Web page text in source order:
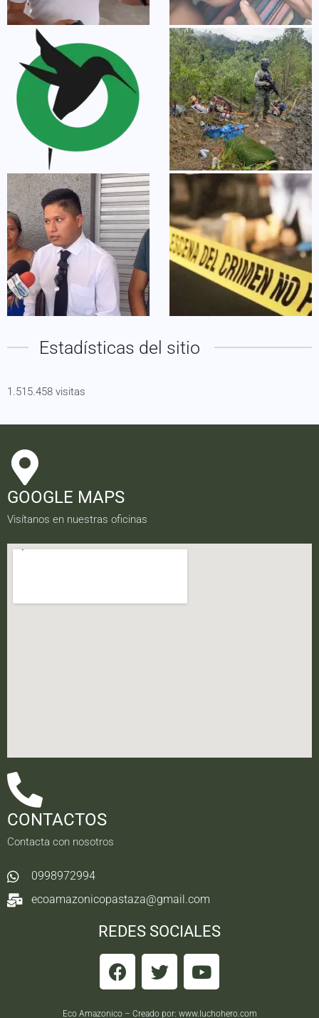
Estadísticas del sitio
1.515.458 visitas
GOOGLE MAPS
Visítanos en nuestras oficinas
CONTACTOS
Contacta con nosotros
0998972994
ecoamazonicopastaza@gmail.com
REDES SOCIALES
Eco Amazonico – Creado por: www.luchohero.com